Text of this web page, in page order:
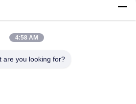
economiche - Giunti tubolari
attenti al budget
completo - Giunti metallici HJ-1 per
4:58 AM
are you looking for?